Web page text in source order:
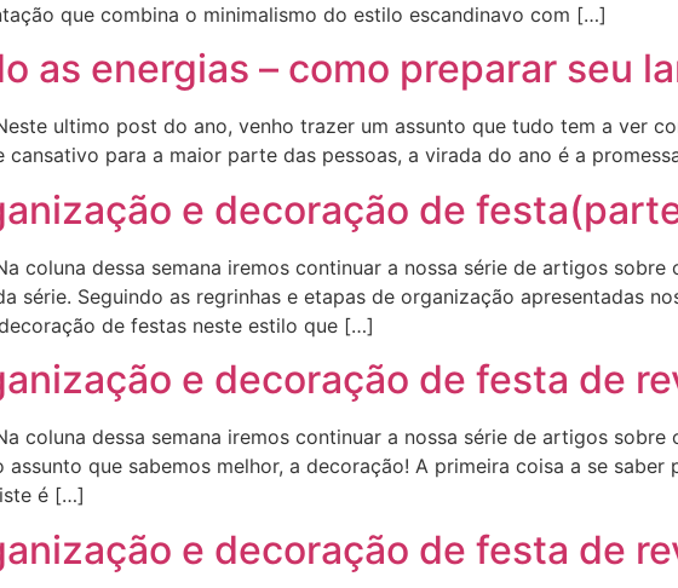
que combina o minimalismo do estilo escandinavo com […]
as energias – como preparar seu
ultimo post do ano, venho trazer um assunto que tudo tem a ver
cansativo para a maior parte das pessoas, a virada do ano é a
e decoração de
coluna dessa semana iremos continuar a nossa série de artigos
série. Seguindo as regrinhas e etapas de organização apresentadas
de festas neste estilo que […]
e decoração de festa de
coluna dessa semana iremos continuar a nossa série de artigos
assunto que sabemos melhor, a decoração! A primeira coisa a se
é […]
e decoração de festa de